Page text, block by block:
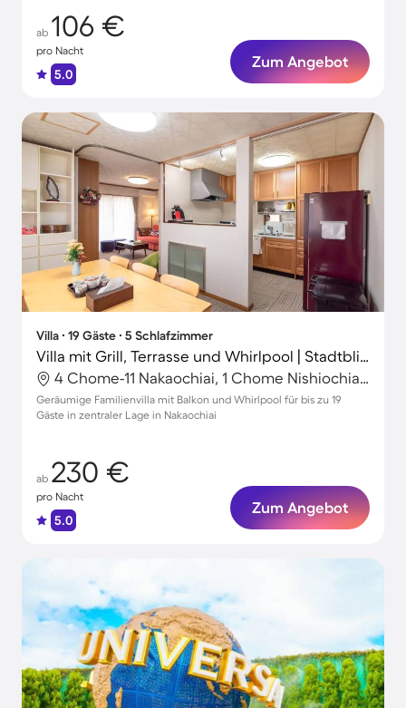
ab 106 €
pro Nacht
5.0
Zum Angebot
Villa ∙ 19 Gäste ∙ 5 Schlafzimmer
Villa mit Grill, Terrasse und Whirlpool | Stadtblick
4 Chome-11 Nakaochiai, 1 Chome Nishiochiai, Japan
Geräumige Familienvilla mit Balkon und Whirlpool für bis zu 19
Gäste in zentraler Lage in Nakaochiai
ab 230 €
pro Nacht
5.0
Zum Angebot